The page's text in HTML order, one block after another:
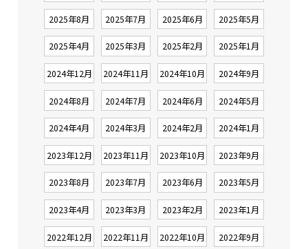
2025年8月 2025年7月 2025年6月 2025年5月
2025年4月 2025年3月 2025年2月 2025年1月
2024年12月 2024年11月 2024年10月 2024年9月
2024年8月 2024年7月 2024年6月 2024年5月
2024年4月 2024年3月 2024年2月 2024年1月
2023年12月 2023年11月 2023年10月 2023年9月
2023年8月 2023年7月 2023年6月 2023年5月
2023年4月 2023年3月 2023年2月 2023年1月
2022年12月 2022年11月 2022年10月 2022年9月